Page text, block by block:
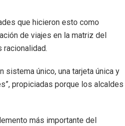
que hicieron esto como
de viajes en la matriz del
racionalidad.
sistema único, una tarjeta única y
propiciadas porque los alcaldes
más importante del